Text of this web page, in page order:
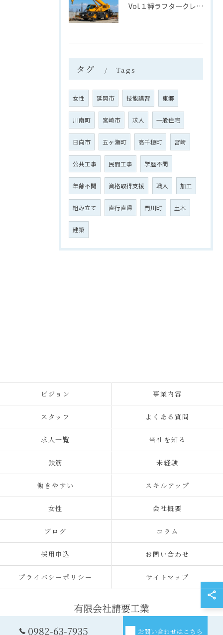
Vol.１🚧ラフタークレーン
タグ Tags
女性 延岡市 技能講習 東郷
川南町 宮崎市 求人 一般住宅
日向市 五ヶ瀬町 高千穂町 宮崎
公共工事 民間工事 学歴不問
年齢不問 資格取得支援 職人 加工
組み立て 直行直帰 門川町 土木
建築
0982-63-7935 お問い合わせはこちら
ビジョン 事業内容
スタッフ よくある質問
求人一覧 当社を知る
鉄筋 未経験
働きやすい スキルアップ
女性 会社概要
ブログ コラム
採用申込 お問い合わせ
プライバシーポリシー サイトマップ